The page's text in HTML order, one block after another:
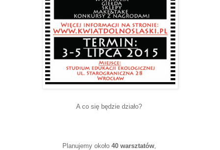
A co się będzie działo?
Planujemy około 40 warsztatów,